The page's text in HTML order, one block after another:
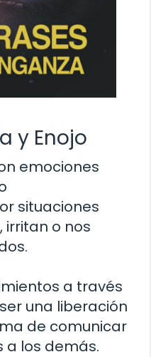
y Enojo
emociones
situaciones
irritan o nos
a través
una liberación
de comunicar
a los demás.